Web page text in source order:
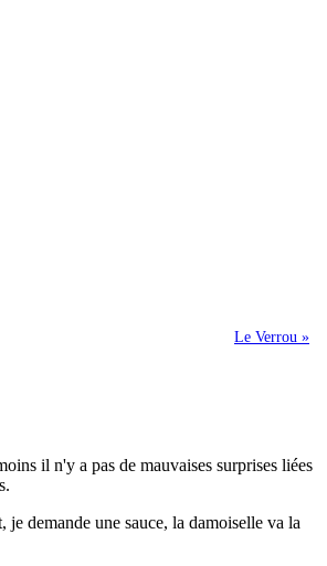
Le Verrou »
il n'y a pas de mauvaises surprises liées
demande une sauce, la damoiselle va la